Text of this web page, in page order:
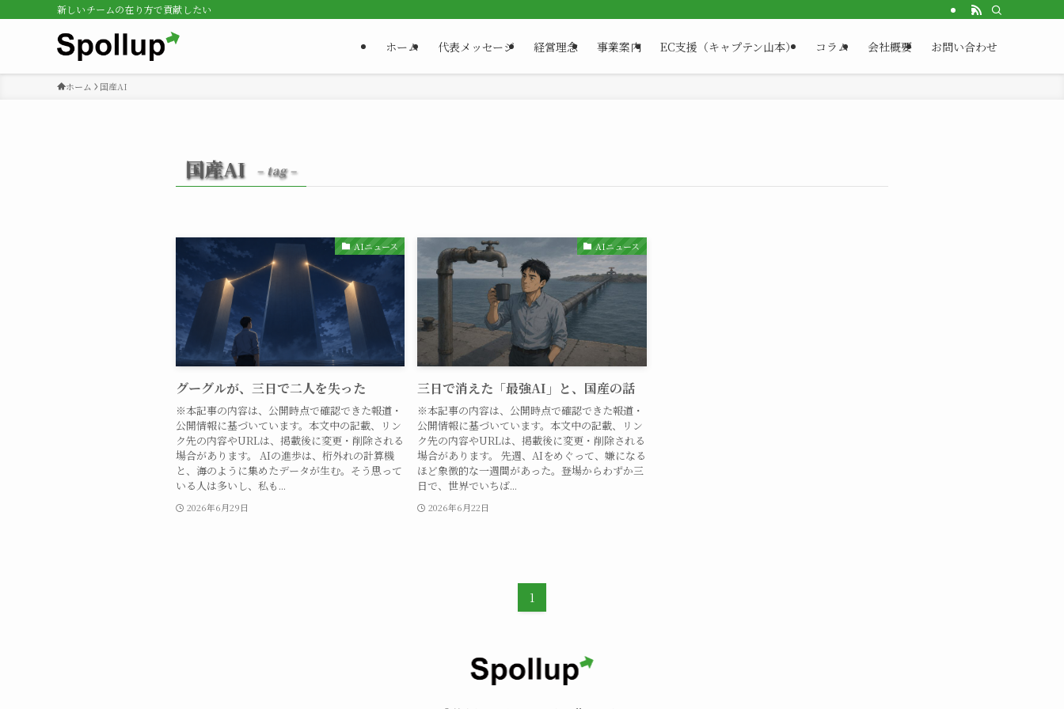
新しいチームの在り方で貢献したい
ホーム 代表メッセージ 経営理念 事業案内 EC支援（キャプテン山本） コラム 会社概要 お問い合わせ
ホーム 国産AI
国産AI – tag –
AIニュース
グーグルが、三日で二人を失った
※本記事の内容は、公開時点で確認できた報道・
公開情報に基づいています。本文中の記載、リン
ク先の内容やURLは、掲載後に変更・削除される
場合があります。 AIの進歩は、桁外れの計算機
と、海のように集めたデータが生む。そう思って
いる人は多いし、私も...
2026年6月29日
AIニュース
三日で消えた「最強AI」と、国産の話
※本記事の内容は、公開時点で確認できた報道・
公開情報に基づいています。本文中の記載、リン
ク先の内容やURLは、掲載後に変更・削除される
場合があります。 先週、AIをめぐって、嫌になる
ほど象徴的な一週間があった。登場からわずか三
日で、世界でいちば...
2026年6月22日
1